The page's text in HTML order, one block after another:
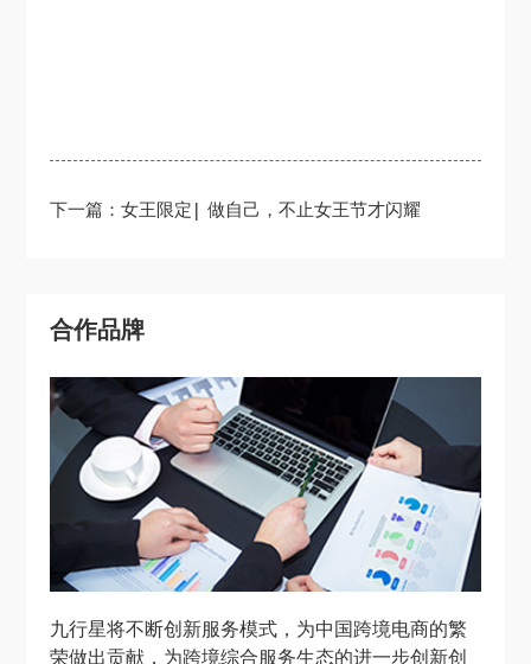
下一篇：女王限定| 做自己，不止女王节才闪耀
合作品牌
九行星将不断创新服务模式，为中国跨境电商的繁
荣做出贡献，为跨境综合服务生态的进一步创新创